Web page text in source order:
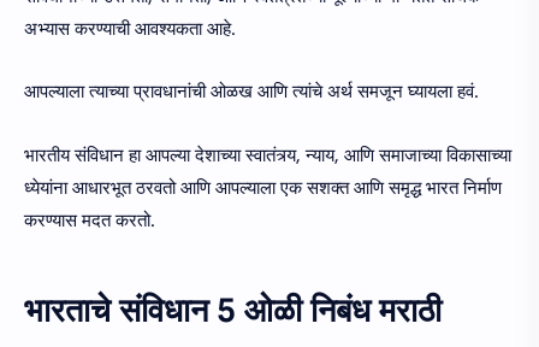
अभ्यास करण्याची आवश्यकता आहे.
आपल्याला त्याच्या प्रावधानांची ओळख आणि त्यांचे अर्थ समजून घ्यायला हवं.
भारतीय संविधान हा आपल्या देशाच्या स्वातंत्र्य, न्याय, आणि समाजाच्या विकासाच्या
ध्येयांना आधारभूत ठरवतो आणि आपल्याला एक सशक्त आणि समृद्ध भारत निर्माण
करण्यास मदत करतो.
भारताचे संविधान 5 ओळी निबंध मराठी